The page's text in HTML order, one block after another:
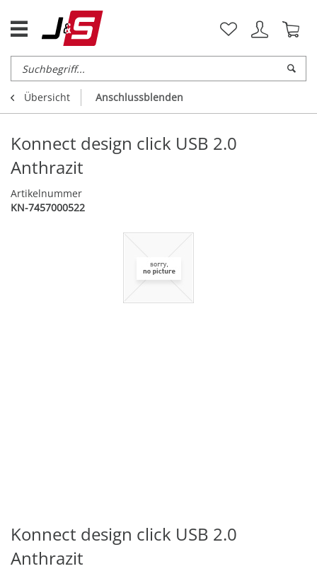
Übersicht Anschlussblenden
Konnect design click USB 2.0
Anthrazit
Artikelnummer
KN-7457000522
Konnect design click USB 2.0
Anthrazit